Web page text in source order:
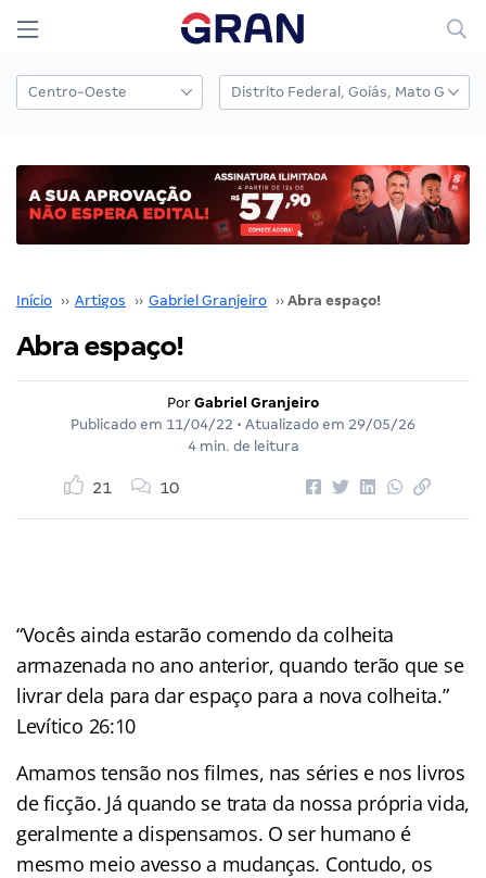
Início ›› Artigos ›› Gabriel Granjeiro ›› Abra espaço!
Abra espaço!
Por Gabriel Granjeiro
Publicado em 11/04/22 • Atualizado em 29/05/26
4 min. de leitura
21 10
“Vocês ainda estarão comendo da colheita
armazenada no ano anterior, quando terão que se
livrar dela para dar espaço para a nova colheita.”
Levítico 26:10
Amamos tensão nos filmes, nas séries e nos livros
de ficção. Já quando se trata da nossa própria vida,
geralmente a dispensamos. O ser humano é
mesmo meio avesso a mudanças. Contudo, os